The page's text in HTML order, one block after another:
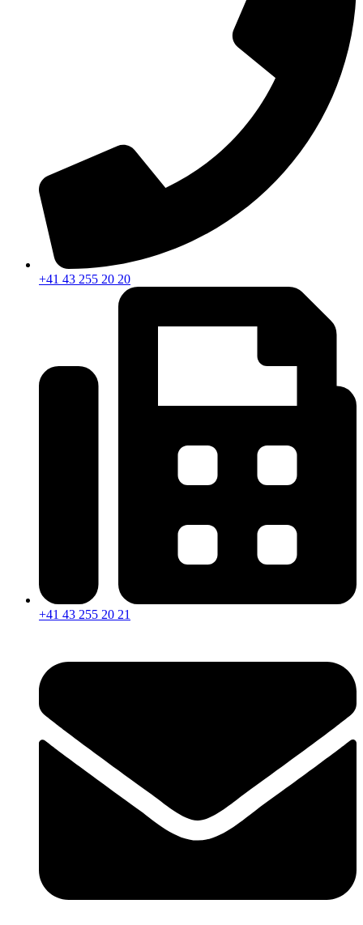
+41 43 255 20 20
+41 43 255 20 21